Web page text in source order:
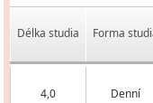
Délka studia Forma
4,0 Denní